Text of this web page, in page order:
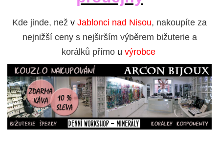
Kde jinde, než v Jablonci nad Nisou, nakoupíte za
nejnižší ceny s nejširším výběrem bižuterie a
korálků přímo u výrobce